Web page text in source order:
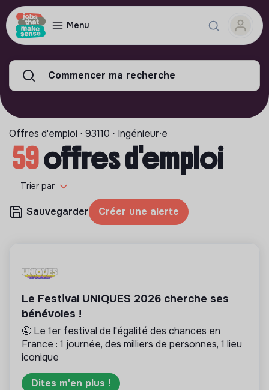
Menu
Commencer ma recherche
Offres d'emploi ⋅ 93110 ⋅ Ingénieur⸱e
59offres d'emploi
Trier par
Sauvegarder Créer une alerte
Le Festival UNIQUES 2026 cherche ses
bénévoles !
🤩 Le 1er festival de l'égalité des chances en
France : 1 journée, des milliers de personnes, 1 lieu
iconique
Dites m'en plus !